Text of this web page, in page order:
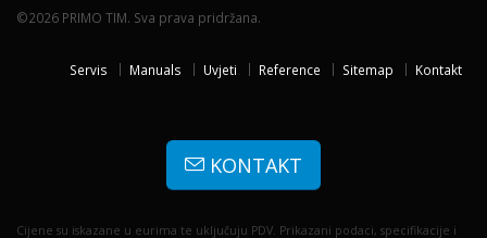
©2026 PRIMO TIM. Sva prava pridržana.
Servis Manuals Uvjeti Reference Sitemap Kontakt
KONTAKT
Cijene su iskazane u eurima te uključuju PDV. Prikazani podaci, specifikacije i